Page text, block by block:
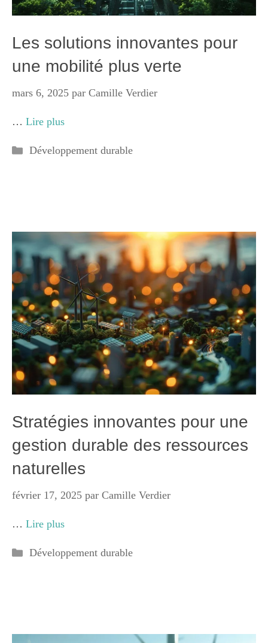
Les solutions innovantes pour
une mobilité plus verte
mars 6, 2025 par Camille Verdier
… Lire plus
Catégories
Développement durable
Stratégies innovantes pour une
gestion durable des ressources
naturelles
février 17, 2025 par Camille Verdier
… Lire plus
Catégories
Développement durable